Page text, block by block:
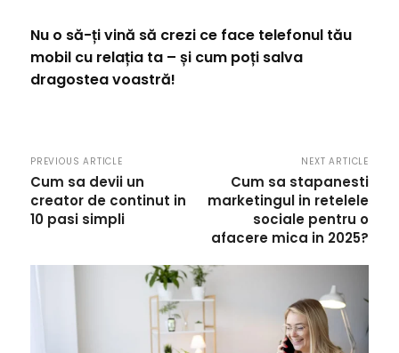
Nu o să-ți vină să crezi ce face telefonul tău
mobil cu relația ta – și cum poți salva
dragostea voastră!
PREVIOUS ARTICLE
Cum sa devii un
creator de continut in
10 pasi simpli
NEXT ARTICLE
Cum sa stapanesti
marketingul in retelele
sociale pentru o
afacere mica in 2025?